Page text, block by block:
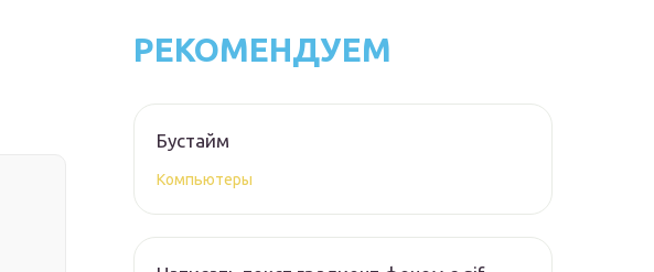
РЕКОМЕНДУЕМ
Бустайм
Компьютеры